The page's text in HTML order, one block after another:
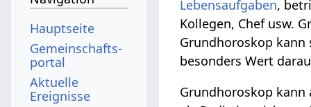
Lebensaufgaben,
Kollegen, Chef usw.
Grundhoroskop kann
besonders Wert
Grundhoroskop kann
Hauptseite
Gemeinschafts­
portal
Aktuelle
Ereignisse